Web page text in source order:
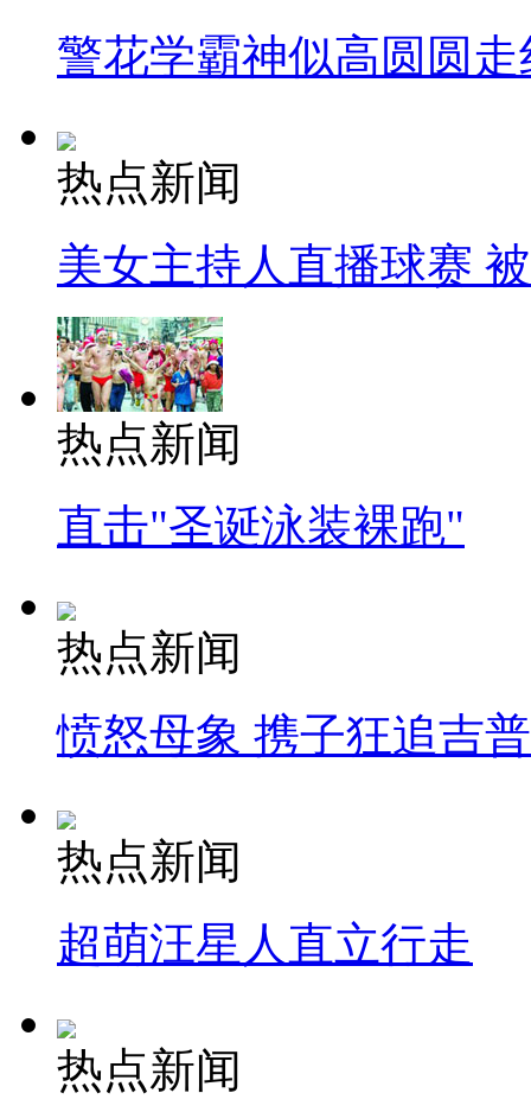
警花学霸神似高圆圆走
热点新闻
美女主持人直播球赛
热点新闻
直击"圣诞泳装裸跑"
热点新闻
愤怒母象 携子狂追吉
热点新闻
超萌汪星人直立行走
热点新闻